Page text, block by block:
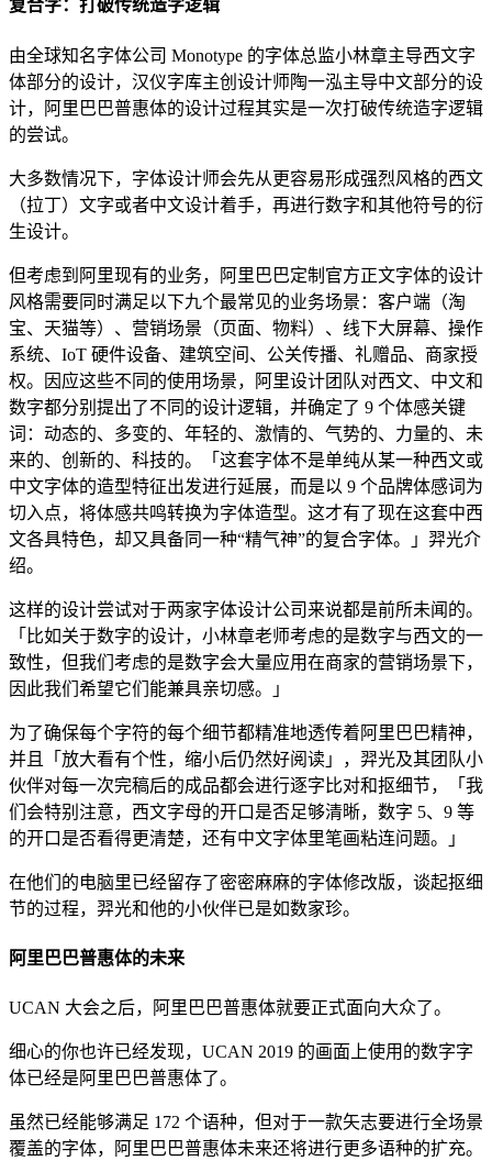
复合字：打破传统造字逻辑
由全球知名字体公司 Monotype 的字体总监小林章主导西文字
体部分的设计，汉仪字库主创设计师陶一泓主导中文部分的设
计，阿里巴巴普惠体的设计过程其实是一次打破传统造字逻辑
的尝试。
大多数情况下，字体设计师会先从更容易形成强烈风格的西文
（拉丁）文字或者中文设计着手，再进行数字和其他符号的衍
生设计。
但考虑到阿里现有的业务，阿里巴巴定制官方正文字体的设计
风格需要同时满足以下九个最常见的业务场景：客户端（淘
宝、天猫等）、营销场景（页面、物料）、线下大屏幕、操作
系统、IoT 硬件设备、建筑空间、公关传播、礼赠品、商家授
权。因应这些不同的使用场景，阿里设计团队对西文、中文和
数字都分别提出了不同的设计逻辑，并确定了 9 个体感关键
词：动态的、多变的、年轻的、激情的、气势的、力量的、未
来的、创新的、科技的。「这套字体不是单纯从某一种西文或
中文字体的造型特征出发进行延展，而是以 9 个品牌体感词为
切入点，将体感共鸣转换为字体造型。这才有了现在这套中西
文各具特色，却又具备同一种“精气神”的复合字体。」羿光介
绍。
这样的设计尝试对于两家字体设计公司来说都是前所未闻的。
「比如关于数字的设计，小林章老师考虑的是数字与西文的一
致性，但我们考虑的是数字会大量应用在商家的营销场景下，
因此我们希望它们能兼具亲切感。」
为了确保每个字符的每个细节都精准地透传着阿里巴巴精神，
并且「放大看有个性，缩小后仍然好阅读」，羿光及其团队小
伙伴对每一次完稿后的成品都会进行逐字比对和抠细节，「我
们会特别注意，西文字母的开口是否足够清晰，数字 5、9 等
的开口是否看得更清楚，还有中文字体里笔画粘连问题。」
在他们的电脑里已经留存了密密麻麻的字体修改版，谈起抠细
节的过程，羿光和他的小伙伴已是如数家珍。
阿里巴巴普惠体的未来
UCAN 大会之后，阿里巴巴普惠体就要正式面向大众了。
细心的你也许已经发现，UCAN 2019 的画面上使用的数字字
体已经是阿里巴巴普惠体了。
虽然已经能够满足 172 个语种，但对于一款矢志要进行全场景
覆盖的字体，阿里巴巴普惠体未来还将进行更多语种的扩充。